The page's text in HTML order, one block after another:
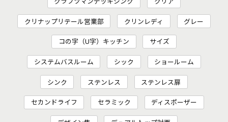
クリナップリテール営業部 クリンレディ グレー
コの字（U字）キッチン サイズ
システムバスルーム シック ショールーム
シンク ステンレス ステンレス扉
セカンドライフ セラミック ディスポーザー